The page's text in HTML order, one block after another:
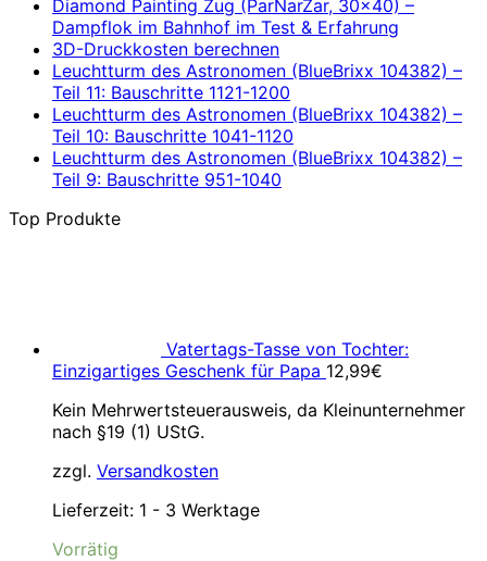
Diamond Painting Zug (ParNarZar, 30×40) –
Dampflok im Bahnhof im Test & Erfahrung
3D-Druckkosten berechnen
Leuchtturm des Astronomen (BlueBrixx 104382) –
Teil 11: Bauschritte 1121-1200
Leuchtturm des Astronomen (BlueBrixx 104382) –
Teil 10: Bauschritte 1041-1120
Leuchtturm des Astronomen (BlueBrixx 104382) –
Teil 9: Bauschritte 951-1040
Top Produkte
Vatertags-Tasse von Tochter:
Einzigartiges Geschenk für Papa 12,99€
Kein Mehrwertsteuerausweis, da Kleinunternehmer
nach §19 (1) UStG.
zzgl. Versandkosten
Lieferzeit: 1 - 3 Werktage
Vorrätig